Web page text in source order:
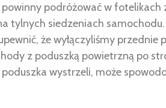
powinny podróżować w fotelikach
tylnych siedzeniach
że wyłączyliśmy
z poduszką powietrzną po
wystrzeli, może